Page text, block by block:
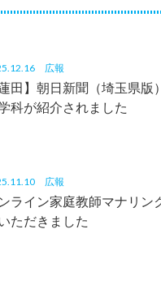
広報
蓮田】朝日新聞（埼玉県
科が紹介されました
広報
ライン家庭教師マナリン
ただきました